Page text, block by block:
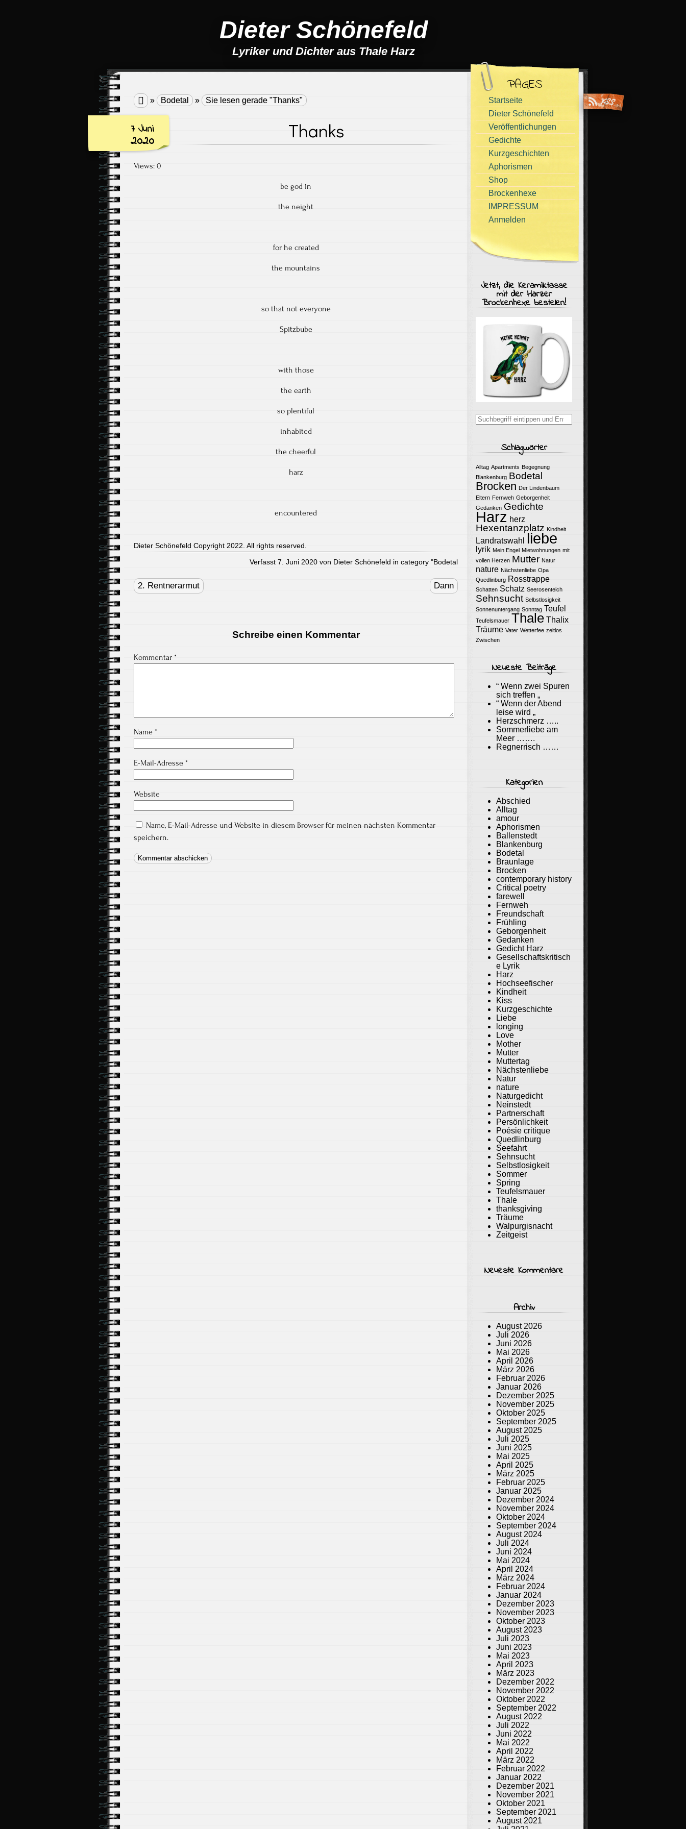
Dieter Schönefeld
Lyriker und Dichter aus Thale Harz
 » Bodetal » Sie lesen gerade "Thanks"
7 Juni
2020 Thanks
Views: 0
be god in
the neight
for he created
the mountains
so that not everyone
Spitzbube
with those
the earth
so plentiful
inhabited
the cheerful
harz
encountered
Dieter Schönefeld Copyright 2022. All rights reserved.
Verfasst 7. Juni 2020 von Dieter Schönefeld in category "Bodetal
navigation
2. Rentnerarmut Dann
Schreibe einen Kommentar
Kommentar *
Name *
E-Mail-Adresse *
Website
Name, E-Mail-Adresse und Website in diesem Browser für meinen nächsten Kommentar
speichern.
PAGES
Startseite
Dieter Schönefeld
Veröffentlichungen
Gedichte
Kurzgeschichten
Aphorismen
Shop
Brockenhexe
IMPRESSUM
Anmelden
Jetzt, die Keramiktasse
mit der Harzer
Brockenhexe bestellen!
Suchergebnisse
für:
Schlagwörter
Alltag Apartments Begegnung
Blankenburg Bodetal
Brocken Der Lindenbaum
Eltern Fernweh Geborgenheit
Gedanken Gedichte
Harz herz
Hexentanzplatz Kindheit
Landratswahl liebe
lyrik Mein Engel Mietwohnungen mit
vollen Herzen Mutter Natur
nature Nächstenliebe Opa
Quedlinburg Rosstrappe
Schatten Schatz Seerosenteich
Sehnsucht Selbstlosigkeit
Sonnenuntergang Sonntag Teufel
Teufelsmauer Thale Thalix
Träume Vater Wetterfee zeitlos
Zwischen
Neueste Beiträge
“ Wenn zwei Spuren
sich treffen „
“ Wenn der Abend
leise wird „
Herzschmerz …..
Sommerliebe am
Meer …….
Regnerrisch ……
Kategorien
Abschied
Alltag
amour
Aphorismen
Ballenstedt
Blankenburg
Bodetal
Braunlage
Brocken
contemporary history
Critical poetry
farewell
Fernweh
Freundschaft
Frühling
Geborgenheit
Gedanken
Gedicht Harz
Gesellschaftskritisch
e Lyrik
Harz
Hochseefischer
Kindheit
Kiss
Kurzgeschichte
Liebe
longing
Love
Mother
Mutter
Muttertag
Nächstenliebe
Natur
nature
Naturgedicht
Neinstedt
Partnerschaft
Persönlichkeit
Poésie critique
Quedlinburg
Seefahrt
Sehnsucht
Selbstlosigkeit
Sommer
Spring
Teufelsmauer
Thale
thanksgiving
Träume
Walpurgisnacht
Zeitgeist
Neueste Kommentare
Archiv
August 2026
Juli 2026
Juni 2026
Mai 2026
April 2026
März 2026
Februar 2026
Januar 2026
Dezember 2025
November 2025
Oktober 2025
September 2025
August 2025
Juli 2025
Juni 2025
Mai 2025
April 2025
März 2025
Februar 2025
Januar 2025
Dezember 2024
November 2024
Oktober 2024
September 2024
August 2024
Juli 2024
Juni 2024
Mai 2024
April 2024
März 2024
Februar 2024
Januar 2024
Dezember 2023
November 2023
Oktober 2023
August 2023
Juli 2023
Juni 2023
Mai 2023
April 2023
März 2023
Dezember 2022
November 2022
Oktober 2022
September 2022
August 2022
Juli 2022
Juni 2022
Mai 2022
April 2022
März 2022
Februar 2022
Januar 2022
Dezember 2021
November 2021
Oktober 2021
September 2021
August 2021